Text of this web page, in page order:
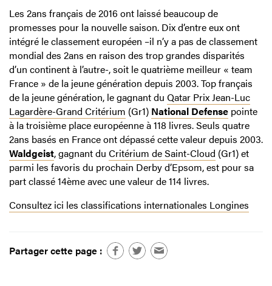
Les 2ans français de 2016 ont laissé beaucoup de
promesses pour la nouvelle saison. Dix d’entre eux ont
intégré le classement européen –il n’y a pas de classement
mondial des 2ans en raison des trop grandes disparités
d’un continent à l’autre-, soit le quatrième meilleur « team
France » de la jeune génération depuis 2003. Top français
de la jeune génération, le gagnant du Qatar Prix Jean-Luc
Lagardère-Grand Critérium (Gr1) National Defense pointe
à la troisième place européenne à 118 livres. Seuls quatre
2ans basés en France ont dépassé cette valeur depuis 2003.
Waldgeist, gagnant du Critérium de Saint-Cloud (Gr1) et
parmi les favoris du prochain Derby d’Epsom, est pour sa
part classé 14ème avec une valeur de 114 livres.
Consultez ici les classifications internationales Longines
Partager cette page :